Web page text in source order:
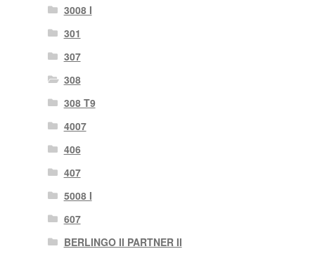
3008 I
301
307
308
308 T9
4007
406
407
5008 I
607
BERLINGO II PARTNER II